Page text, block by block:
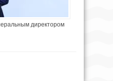
директором